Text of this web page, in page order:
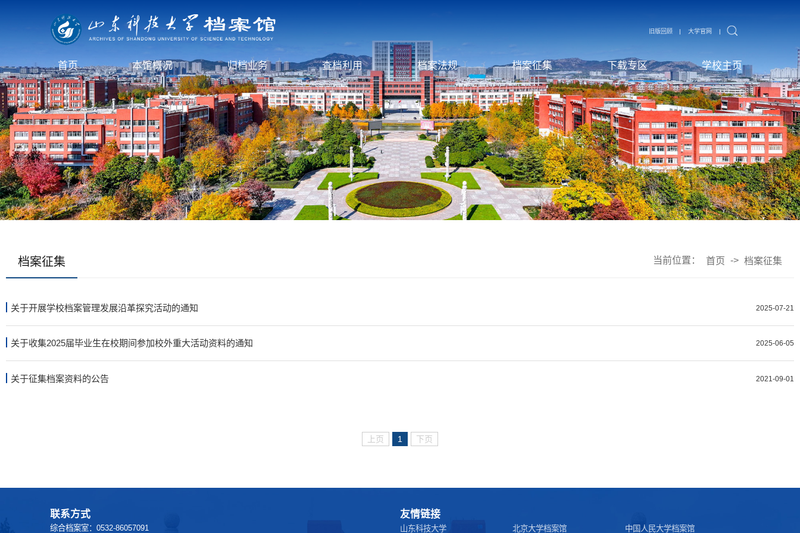
旧版回顾
旧版回顾
旧版回顾
旧版回顾
旧版回顾
旧版回顾
旧版回顾
旧版回顾
旧版回顾
旧版回顾
旧版回顾
旧版回顾
旧版回顾
旧版回顾
旧版回顾
旧版回顾
旧版回顾
旧版回顾
旧版回顾
旧版回顾
旧版回顾
旧版回顾
旧版回顾
旧版回顾
旧版回顾
旧版回顾
旧版回顾
旧版回顾
旧版回顾
旧版回顾
旧版回顾
旧版回顾
旧版回顾
旧版回顾
旧版回顾
旧版回顾
旧版回顾
旧版回顾
旧版回顾
旧版回顾
旧版回顾
旧版回顾
旧版回顾
旧版回顾
旧版回顾
旧版回顾
旧版回顾
旧版回顾
旧版回顾
旧版回顾
旧版回顾